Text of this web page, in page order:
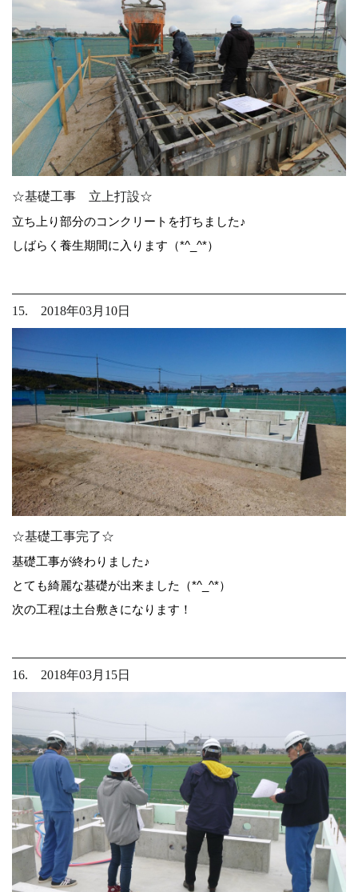
☆基礎工事 立上打設☆
立ち上り部分のコンクリートを打ちました♪
しばらく養生期間に入ります（*^_^*）
15. 2018年03月10日
☆基礎工事完了☆
基礎工事が終わりました♪
とても綺麗な基礎が出来ました（*^_^*）
次の工程は土台敷きになります！
16. 2018年03月15日